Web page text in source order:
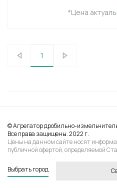
*Цена
1
© Агрегатор дробильно-
Все права защищены. 2022 г.
Цены на данном сайте носят
публичной офертой, определяемой
Выбрать город